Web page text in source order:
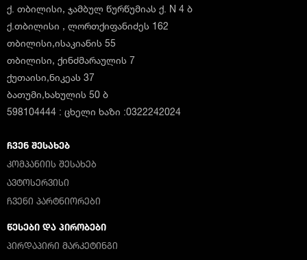
ქ. თბილისი, ჯამბულ წურწუმიას ქ. N 4 ბ
ქ.თბილისი , ლორთქიფანიძეს 162
თბილისი,ისაკიანის 55
თბილისი, ქინძმარაულის 7
ქუთაისი,ნიკეას 37
ბათუმი,ხახულის 50 ბ
598104444 : ცხელი ხაზი :0322242024
ᲩᲕᲔᲜ ᲨᲔᲡᲐᲮᲔᲑ
ᲙᲝᲛᲞᲐᲜᲘᲘᲡ ᲨᲔᲡᲐᲮᲔᲑ
ᲐᲕᲢᲝᲡᲔᲠᲕᲘᲡᲘ
ᲩᲕᲔᲜᲘ ᲞᲐᲠᲢᲜᲘᲝᲠᲔᲑᲘ
ᲬᲔᲡᲔᲑᲘ ᲓᲐ ᲞᲘᲠᲝᲑᲔᲑᲘ
ᲞᲘᲠᲓᲐᲞᲘᲠᲘ ᲛᲐᲠᲙᲔᲢᲘᲜᲒᲘ